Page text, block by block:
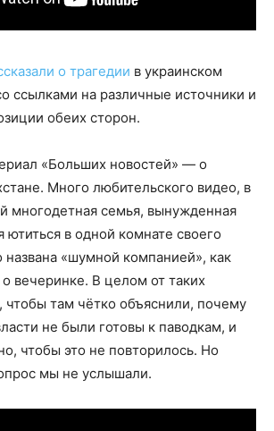
о трагедии в украинском
ссылками на различные источники и
обеих сторон.
«Больших новостей» — о
Много любительского видео, в
многодетная семья, вынужденная
ютиться в одной комнате своего
«шумной компанией», как
вечеринке. В целом от таких
там чётко объяснили, почему
не были готовы к паводкам, и
чтобы это не повторилось. Но
мы не услышали.